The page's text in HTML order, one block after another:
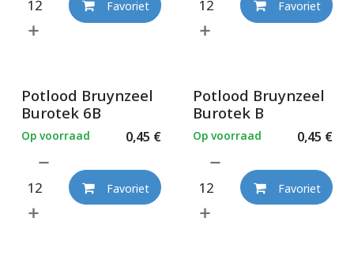
Favoriet Favoriet
Potlood Bruynzeel
Burotek 6B
0,45 €
Op voorraad
Favoriet
Potlood Bruynzeel
Burotek B
0,45 €
Op voorraad
Favoriet